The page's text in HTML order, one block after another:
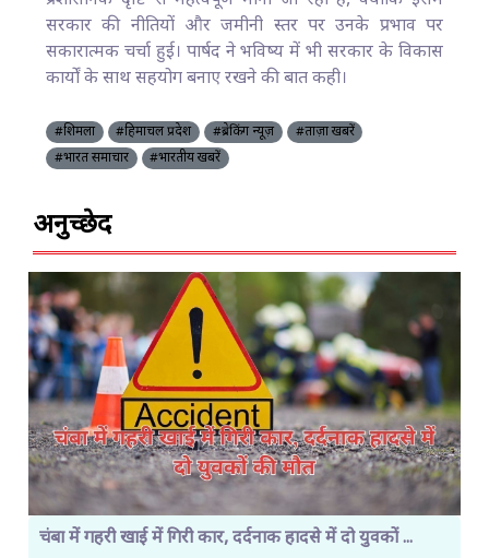
सरकार की नीतियों और जमीनी स्तर पर उनके प्रभाव पर
सकारात्मक चर्चा हुई। पार्षद ने भविष्य में भी सरकार के विकास
कार्यों के साथ सहयोग बनाए रखने की बात कही।
#शिमला #हिमाचल प्रदेश #ब्रेकिंग न्यूज़
#ताज़ा खबरें
#भारत समाचार
#भारतीय खबरें
अनुच्छेद
चंबा में गहरी खाई में गिरी कार, दर्दनाक हादसे में दो युवकों ...